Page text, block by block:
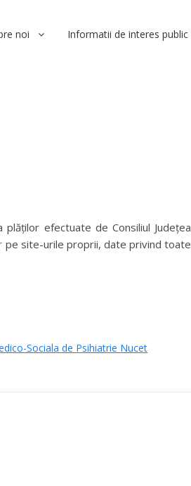
Informatii de interes public
noi
efectuate de Consiliul
pe site-urile proprii, date privind
Sociala de Psihiatrie Nucet